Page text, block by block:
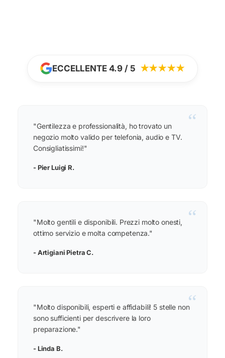
ECCELLENTE 4.9 / 5 ★★★★★
“
"Gentilezza e professionalità, ho trovato un
negozio molto valido per telefonia, audio e TV.
Consigliatissimi!"
- Pier Luigi R.
“
"Molto gentili e disponibili. Prezzi molto onesti,
ottimo servizio e molta competenza."
- Artigiani Pietra C.
“
"Molto disponibili, esperti e affidabili! 5 stelle non
sono sufficienti per descrivere la loro
preparazione."
- Linda B.